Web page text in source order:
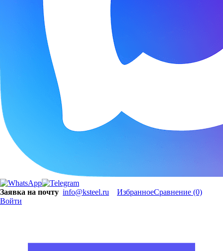
Заявка на почту info@ksteel.ru ИзбранноеСравнение (0)
Войти